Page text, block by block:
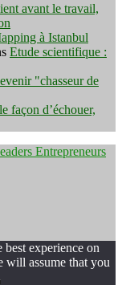
avant le travail,
à Istanbul
Etude scientifique :
"chasseur de
façon d’échouer,
Entrepreneurs
experience on
will assume that you